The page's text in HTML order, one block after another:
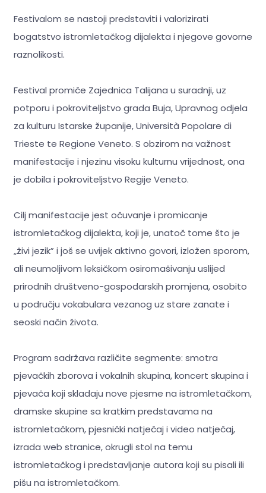
Festivalom se nastoji predstaviti i valorizirati
bogatstvo istromletačkog dijalekta i njegove govorne
raznolikosti.
Festival promiče Zajednica Talijana u suradnji, uz
potporu i pokroviteljstvo grada Buja, Upravnog odjela
za kulturu Istarske županije, Università Popolare di
Trieste te Regione Veneto. S obzirom na važnost
manifestacije i njezinu visoku kulturnu vrijednost, ona
je dobila i pokroviteljstvo Regije Veneto.
Cilj manifestacije jest očuvanje i promicanje
istromletačkog dijalekta, koji je, unatoč tome što je
„živi jezik” i još se uvijek aktivno govori, izložen sporom,
ali neumoljivom leksičkom osiromašivanju uslijed
prirodnih društveno-gospodarskih promjena, osobito
u području vokabulara vezanog uz stare zanate i
seoski način života.
Program sadržava različite segmente: smotra
pjevačkih zborova i vokalnih skupina, koncert skupina i
pjevača koji skladaju nove pjesme na istromletačkom,
dramske skupine sa kratkim predstavama na
istromletačkom, pjesnički natječaj i video natječaj,
izrada web stranice, okrugli stol na temu
istromletačkog i predstavljanje autora koji su pisali ili
pišu na istromletačkom.